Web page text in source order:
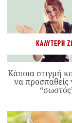
ΚΑΛΎΤΕΡΗ
Κάποια στιγμή
να προσπαθείς